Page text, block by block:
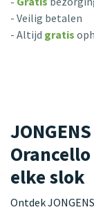
- Veilig betalen
- Altijd gratis
elke slok
Ontdek